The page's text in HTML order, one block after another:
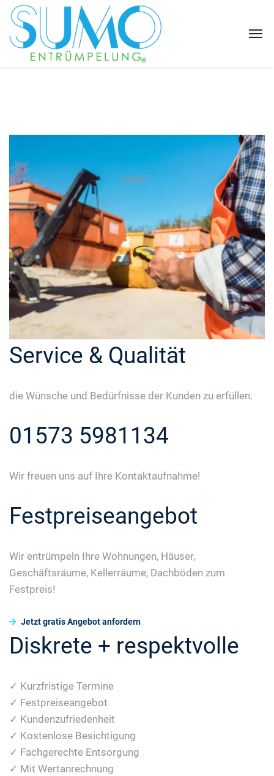
Slide 1
Service & Qualität
die Wünsche und Bedürfnisse der Kunden zu erfüllen.
01573 5981134
Wir freuen uns auf Ihre Kontaktaufnahme!
Festpreiseangebot
Wir entrümpeln Ihre Wohnungen, Häuser,
Geschäftsräume, Kellerräume, Dachböden zum
Festpreis!
Jetzt gratis Angebot anfordern
Diskrete + respektvolle
✓ Kurzfristige Termine
✓ Festpreiseangebot
✓ Kundenzufriedenheit
✓ Kostenlose Besichtigung
✓ Fachgerechte Entsorgung
✓ Mit Wertanrechnung